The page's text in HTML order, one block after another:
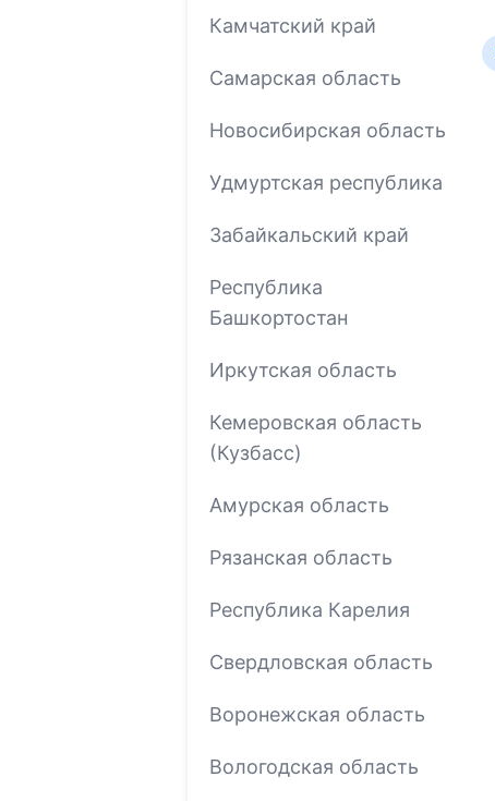
Камчатский край
Самарская область
Новосибирская область
Удмуртская республика
Забайкальский край
Республика
Башкортостан
Иркутская область
Кемеровская область
(Кузбасс)
Амурская область
Рязанская область
Республика Карелия
Свердловская область
Воронежская область
Вологодская область